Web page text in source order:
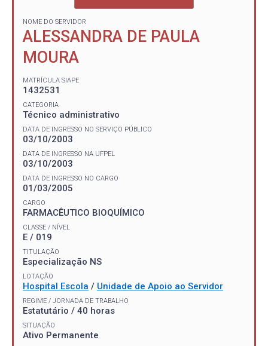
NOME DO SERVIDOR
ALESSANDRA DE PAULA
MOURA
MATRÍCULA SIAPE
1432531
CATEGORIA
Técnico administrativo
DATA DE INGRESSO NO SERVIÇO PÚBLICO
03/10/2003
DATA DE INGRESSO NA UFPEL
03/10/2003
DATA DE INGRESSO NO CARGO
01/03/2005
CARGO
FARMACÊUTICO BIOQUÍMICO
CLASSE / NÍVEL
E / 019
TITULAÇÃO
Especialização NS
LOTAÇÃO
Hospital Escola / Unidade de Apoio ao Servidor
REGIME / JORNADA DE TRABALHO
Estatutário / 40 horas
SITUAÇÃO
Ativo Permanente